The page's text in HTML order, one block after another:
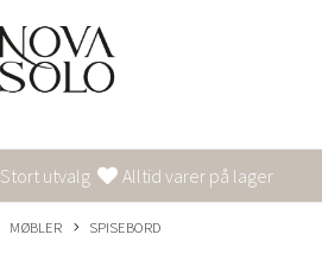
Stort utvalg Alltid varer på lager
MØBLER SPISEBORD